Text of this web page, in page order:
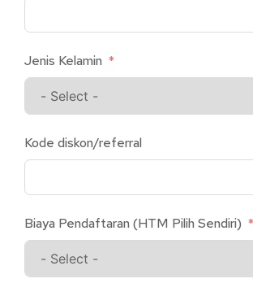
Jenis Kelamin
Kode diskon/referral
Biaya Pendaftaran (HTM Pilih Sendiri)